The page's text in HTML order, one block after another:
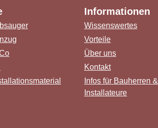
Link)
Tab (externer Link)
Link)
Informationen
Wissenswertes
Vorteile
Über uns
Kontakt
Infos für Bauherren &
Installateure